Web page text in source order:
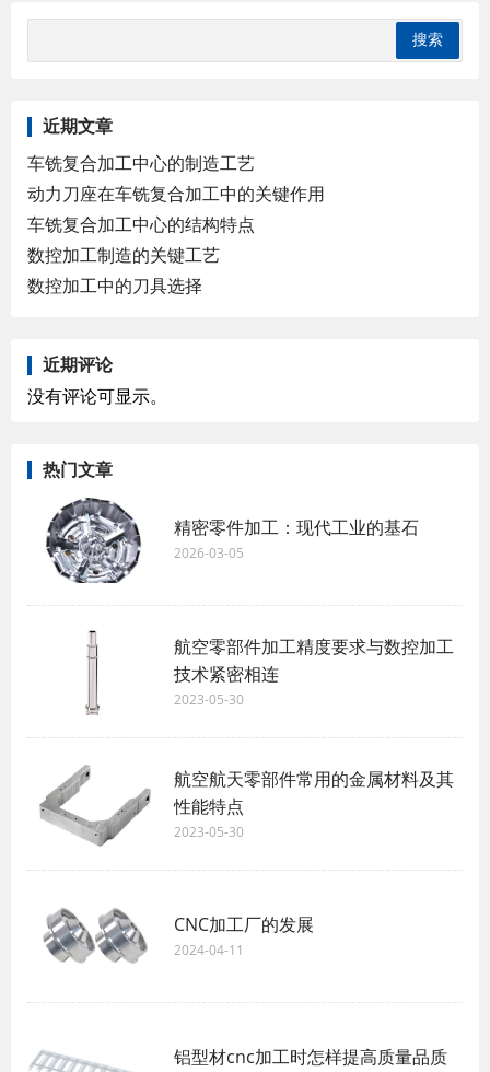
近期文章
车铣复合加工中心的制造工艺
动力刀座在车铣复合加工中的关键作用
车铣复合加工中心的结构特点
数控加工制造的关键工艺
数控加工中的刀具选择
近期评论
没有评论可显示。
热门文章
精密零件加工：现代工业的基石
2026-03-05
航空零部件加工精度要求与数控加工
技术紧密相连
2023-05-30
航空航天零部件常用的金属材料及其
性能特点
2023-05-30
CNC加工厂的发展
2024-04-11
铝型材cnc加工时怎样提高质量品质